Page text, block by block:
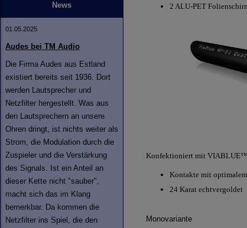
News
01.05.2025
Audes bei TM Audio
Die Firma Audes aus Estland
existiert bereits seit 1936. Dort
werden Lautsprecher und
Netzfilter hergestellt. Was aus
den Lautsprechern an unsere
Ohren dringt, ist nichts weiter als
Strom, die Modulation durch die
Zuspieler und die Verstärkung
des Signals. Ist ein Anteil an
dieser Kette nicht "sauber",
macht sich das im Klang
bemerkbar. Da kommen die
Netzfilter ins Spiel, die den
2 ALU-PET
Konfektioniert mit VIABLUE™
Kontakte mit
24 Karat echtvergoldet
Monovariante